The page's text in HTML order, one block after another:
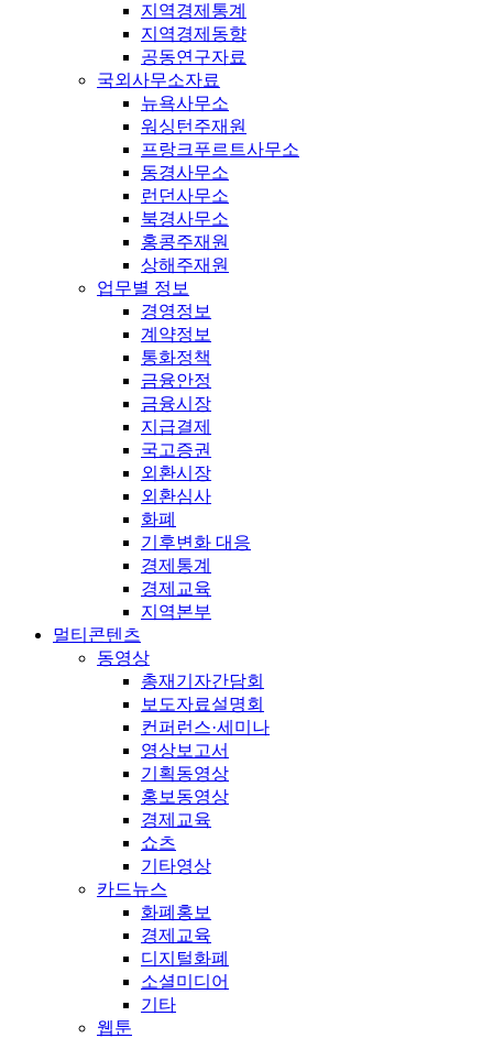
지역경제통계
지역경제동향
공동연구자료
국외사무소자료
뉴욕사무소
워싱턴주재원
프랑크푸르트사무소
동경사무소
런던사무소
북경사무소
홍콩주재원
상해주재원
업무별 정보
경영정보
계약정보
통화정책
금융안정
금융시장
지급결제
국고증권
외환시장
외환심사
화폐
기후변화 대응
경제통계
경제교육
지역본부
멀티콘텐츠
동영상
총재기자간담회
보도자료설명회
컨퍼런스·세미나
영상보고서
기획동영상
홍보동영상
경제교육
쇼츠
기타영상
카드뉴스
화폐홍보
경제교육
디지털화폐
소셜미디어
기타
웹툰